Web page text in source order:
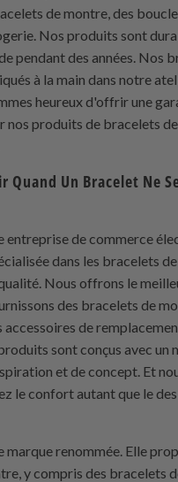
de montre, des
Nos produits sont
pendant des années. Nos
à la main dans notre
heureux d'offrir une
nos produits de bracelets
Quand Un Bracelet Ne
entreprise de commerce
dans les bracelets
Nous offrons le
des bracelets de
accessoires de
sont conçus avec un
et de concept. Et
le confort autant que le
marque renommée. Elle
y compris des bracelets